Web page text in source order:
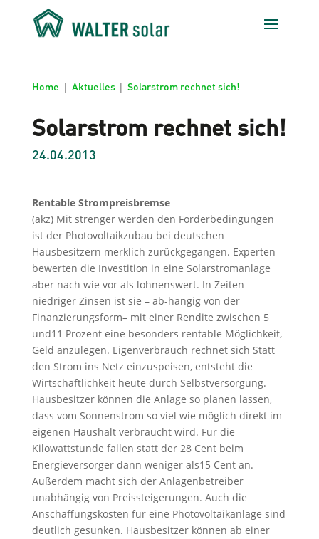
Home | Aktuelles | Solarstrom rechnet sich!
Solarstrom rechnet sich!
24.04.2013
Rentable Strompreisbremse
(akz) Mit strenger werden den Förderbedingungen
ist der Photovoltaikzubau bei deutschen
Hausbesitzern merklich zurückgegangen. Experten
bewerten die Investition in eine Solarstromanlage
aber nach wie vor als lohnenswert. In Zeiten
niedriger Zinsen ist sie – ab-hängig von der
Finanzierungsform– mit einer Rendite zwischen 5
und11 Prozent eine besonders rentable Möglichkeit,
Geld anzulegen. Eigenverbrauch rechnet sich Statt
den Strom ins Netz einzuspeisen, entsteht die
Wirtschaftlichkeit heute durch Selbstversorgung.
Hausbesitzer können die Anlage so planen lassen,
dass vom Sonnenstrom so viel wie möglich direkt im
eigenen Haushalt verbraucht wird. Für die
Kilowattstunde fallen statt der 28 Cent beim
Energieversorger dann weniger als15 Cent an.
Außerdem macht sich der Anlagenbetreiber
unabhängig von Preissteigerungen. Auch die
Anschaffungskosten für eine Photovoltaikanlage sind
deutlich gesunken. Hausbesitzer können ab einer